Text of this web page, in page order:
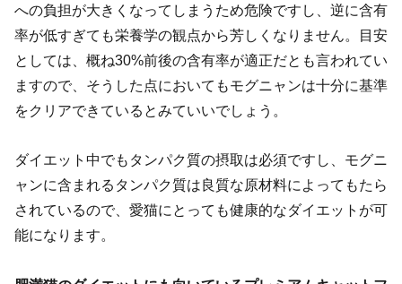
への負担が大きくなってしまうため危険ですし、逆に含有
率が低すぎても栄養学の観点から芳しくなりません。目安
としては、概ね30%前後の含有率が適正だとも言われてい
ますので、そうした点においてもモグニャンは十分に基準
をクリアできているとみていいでしょう。
ダイエット中でもタンパク質の摂取は必須ですし、モグニ
ャンに含まれるタンパク質は良質な原材料によってもたら
されているので、愛猫にとっても健康的なダイエットが可
能になります。